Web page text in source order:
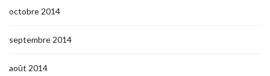
octobre 2014
septembre 2014
août 2014